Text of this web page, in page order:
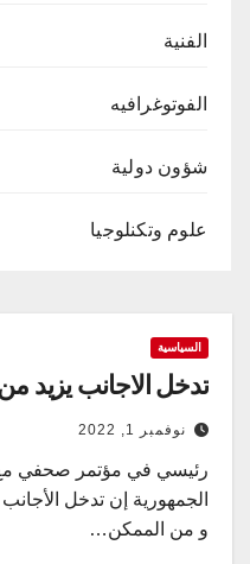
الفنية
الفوتوغرافيه
شؤون دولية
علوم وتكنلوجيا
السياسية
تدخل الاجانب يزيد
نوفمبر 1, 2022
رئيسي في مؤتمر صحفي
الجمهورية إن تدخل
و من الممكن…